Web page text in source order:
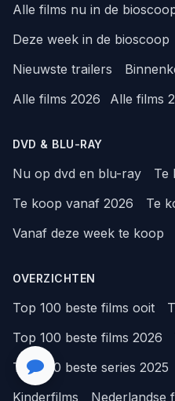
Alle films nu in de
Deze week in de bioscoop
Nieuwste trailers
Alle films 2026
Alle films
DVD & BLU-RAY
Nu op dvd en blu-ray
Te
Te koop vanaf 2026
Te
Vanaf deze week te koop
OVERZICHTEN
Top 100 beste films ooit
Top 100 beste films 2026
Top 100 beste series 2025
Kinderfilms
Nederlandse